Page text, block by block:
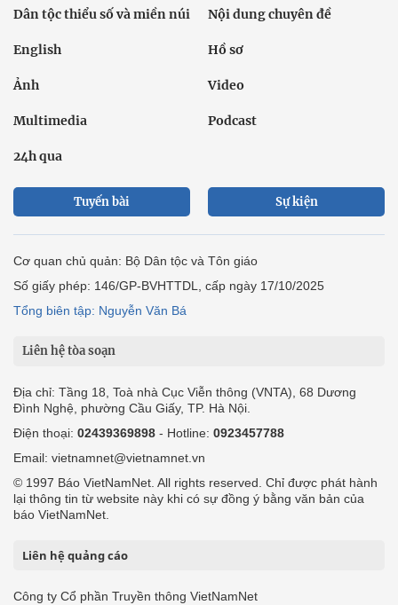
Dân tộc thiểu số và miền núi Nội dung chuyên đề
English Hồ sơ
Ảnh Video
Multimedia Podcast
24h qua
Tuyến bài Sự kiện
Cơ quan chủ quản: Bộ Dân tộc và Tôn giáo
Số giấy phép: 146/GP-BVHTTDL, cấp ngày 17/10/2025
Tổng biên tập: Nguyễn Văn Bá
Liên hệ tòa soạn
Địa chỉ: Tầng 18, Toà nhà Cục Viễn thông (VNTA), 68 Dương
Đình Nghệ, phường Cầu Giấy, TP. Hà Nội.
Điện thoại: 02439369898 - Hotline: 0923457788
Email: vietnamnet@vietnamnet.vn
© 1997 Báo VietNamNet. All rights reserved. Chỉ được phát hành
lại thông tin từ website này khi có sự đồng ý bằng văn bản của
báo VietNamNet.
Liên hệ quảng cáo
Công ty Cổ phần Truyền thông VietNamNet